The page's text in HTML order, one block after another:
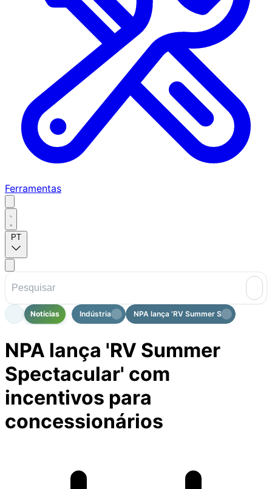
Ferramentas
PT
Notícias Indústria NPA lança 'RV Summer Spectacular'
NPA lança 'RV Summer
Spectacular' com
incentivos para
concessionários